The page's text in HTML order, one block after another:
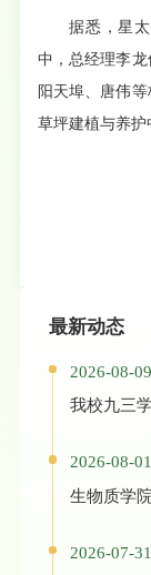
据悉，星
中，总经理李
阳天埠、唐伟
草坪建植与养护
最新动态
2026-08-09
我校九三
2026-08-01
生物质学
2026-07-31